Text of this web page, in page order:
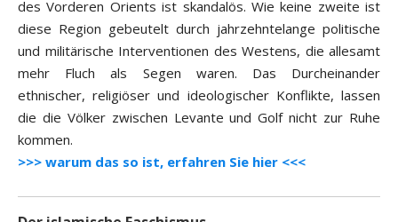
des Vorderen Orients ist skandalös. Wie keine zweite ist
diese Region gebeutelt durch jahrzehntelange politische
und militärische Interventionen des Westens, die allesamt
mehr Fluch als Segen waren. Das Durcheinander
ethnischer, religiöser und ideologischer Konflikte, lassen
die die Völker zwischen Levante und Golf nicht zur Ruhe
kommen.
>>> warum das so ist, erfahren Sie hier <<<